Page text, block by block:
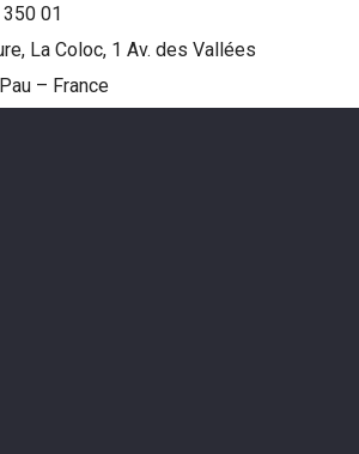
01
La Coloc, 1 Av. des Vallées
– France